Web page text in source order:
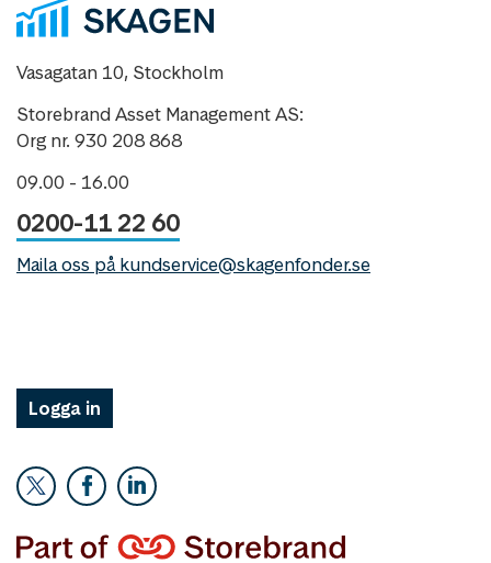
Vasagatan 10, Stockholm
Storebrand Asset Management AS:
Org nr. 930 208 868
09.00 - 16.00
0200-11 22 60
Maila oss på kundservice@skagenfonder.se
Logga in